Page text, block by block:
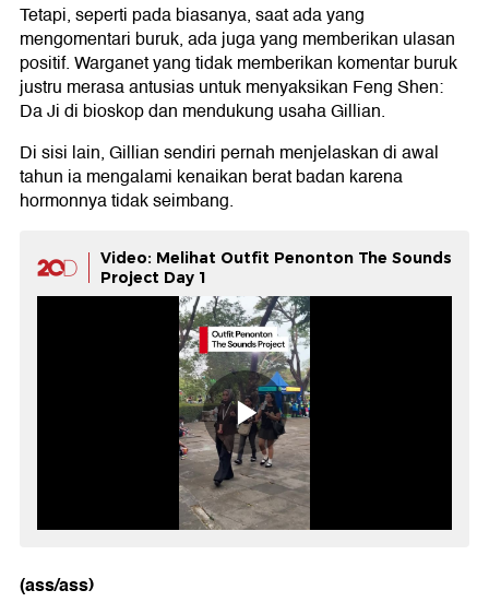
Tetapi, seperti pada biasanya, saat ada yang
mengomentari buruk, ada juga yang memberikan ulasan
positif. Warganet yang tidak memberikan komentar buruk
justru merasa antusias untuk menyaksikan Feng Shen:
Da Ji di bioskop dan mendukung usaha Gillian.
Di sisi lain, Gillian sendiri pernah menjelaskan di awal
tahun ia mengalami kenaikan berat badan karena
hormonnya tidak seimbang.
Video: Melihat Outfit Penonton The Sounds
Project Day 1
(ass/ass)